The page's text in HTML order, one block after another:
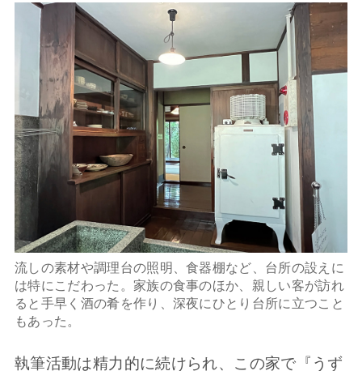
流しの素材や調理台の照明、食器棚など、台所の設えに
は特にこだわった。家族の食事のほか、親しい客が訪れ
ると手早く酒の肴を作り、深夜にひとり台所に立つこと
もあった。
執筆活動は精力的に続けられ、この家で『うず